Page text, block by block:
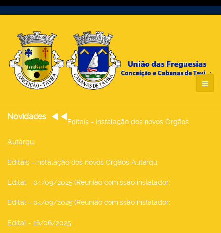
Novidades
Editais - Instalação dos novos Órgãos
Autárqu:
Editais - Instalação dos novos Órgãos Autárqu:
Edital - 04/09/2025 (Reunião comissão instalador:
Edital - 04/09/2025 (Reunião comissão instalador:
Edital - 16/06/2025: